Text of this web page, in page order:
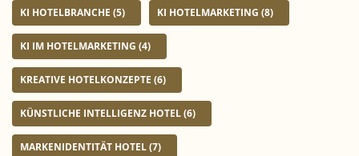
KI HOTELBRANCHE (5) KI HOTELMARKETING (8)
KI IM HOTELMARKETING (4)
KREATIVE HOTELKONZEPTE (6)
KÜNSTLICHE INTELLIGENZ HOTEL(6)
MARKENIDENTITÄT HOTEL(7)